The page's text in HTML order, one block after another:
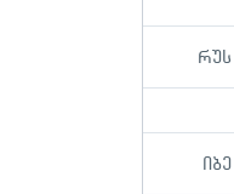
რუს
იბე